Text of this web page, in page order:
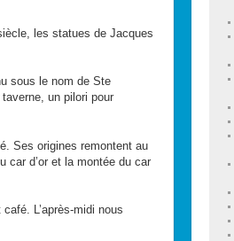
les statues de Jacques
sous le nom de Ste
un pilori pour
Ses origines remontent au
d’or et la montée du car
L’après-midi nous